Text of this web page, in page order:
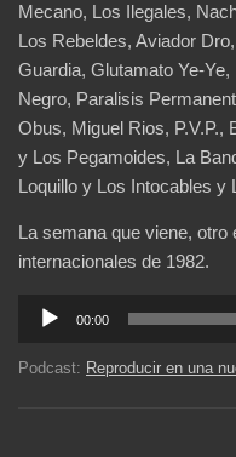
Mecano, Los Ilegales,
Los Rebeldes, Aviador
Guardia, Glutamato Ye-
Negro, Paralisis
Obus, Miguel Rios, P.V.P.,
y Los Pegamoides, La
Loquillo y Los Intocables y
La semana que viene,
internacionales de 1982.
Reproductor
audio
00:00
Podcast: Reproducir en una